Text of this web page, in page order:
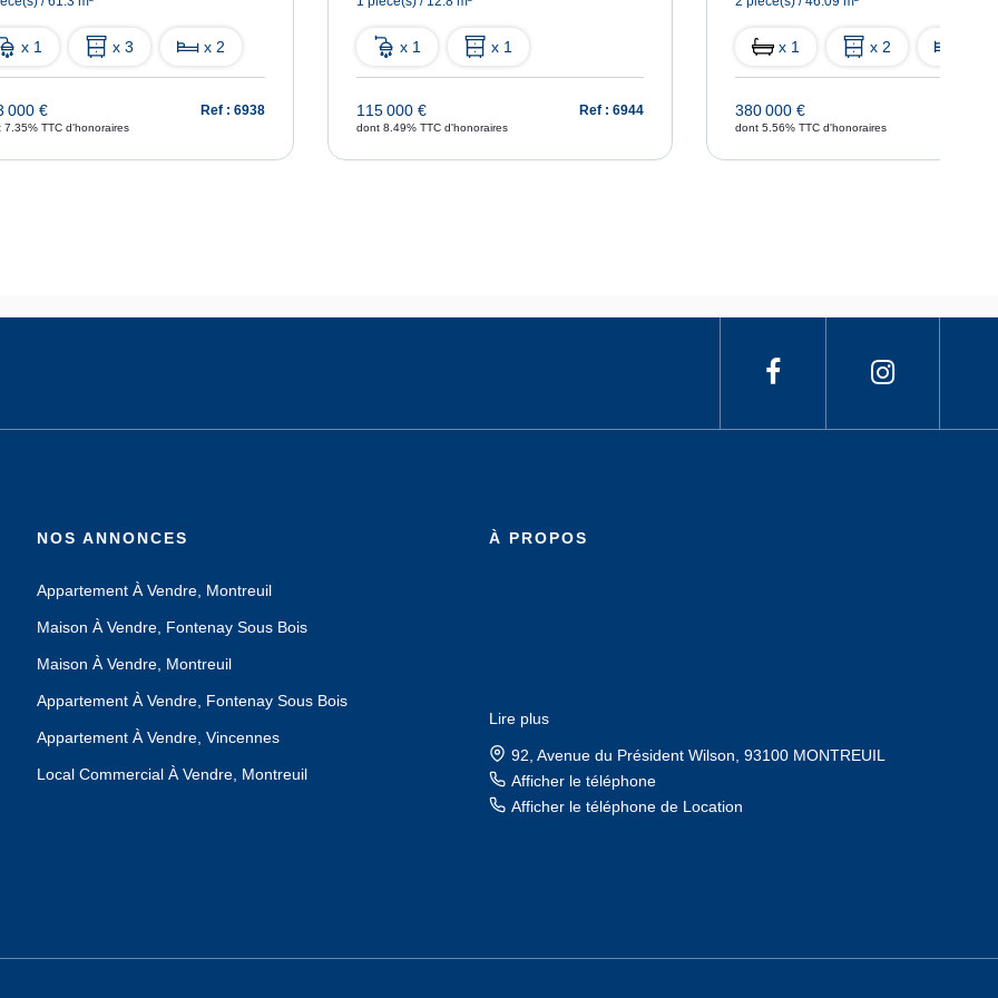
x 1 x 3 x 2
000 €
7.35% TTC d'honoraires
Ref : 6938
x 1 x 1
115 000 €
dont 8.49% TTC d'honoraires
Ref : 6944
x 1 x 2
380 000 €
dont 5.56% TTC d'honoraires
NOS ANNONCES
Appartement À Vendre, Montreuil
Maison À Vendre, Fontenay Sous Bois
Maison À Vendre, Montreuil
Appartement À Vendre, Fontenay Sous Bois
Appartement À Vendre, Vincennes
Local Commercial À Vendre, Montreuil
À PROPOS
Lire plus
17, boulevard Rouget de l'Isle, 93100 MONTREUIL
Afficher le téléphone